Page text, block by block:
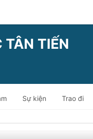
TÂN TIẾN
Sự kiện Trao đi